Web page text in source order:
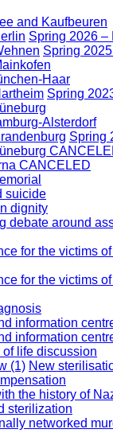
and Kaufbeuren
Spring 2026 –
Spring
Haar
Spring
Alsterdorf
Spring
CANCELED
suicide
dignity
debate around
for the victims
for the victims
information
information
of life discussion
(1) New
the history of
sterilization
networked